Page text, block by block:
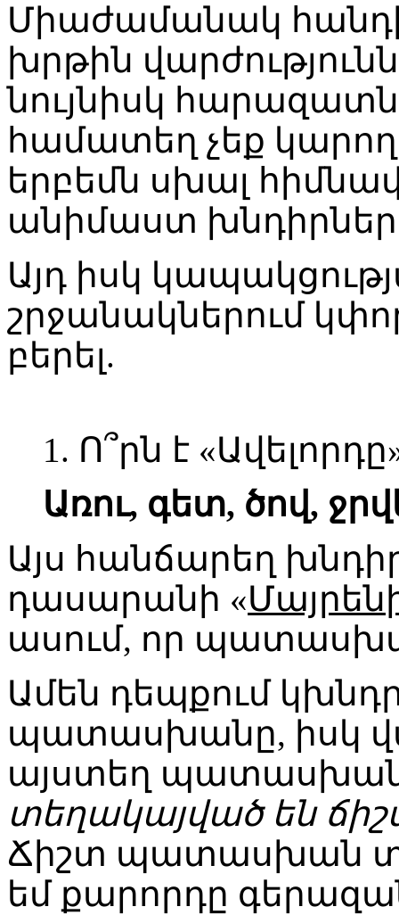
Միաժամանակ
խրթին
նույնիսկ
համատեղ չեք կարող
երբեմն սխալ
անիմաստ
Այդ իսկ
շրջանակներում
բերել.
1. Ո՞րն է
Առու, գետ, ծով,
Այս հանճարեղ
դասարանի «
ասում, որ
Ամեն դեպքում
պատասխանը, իսկ
այստեղ
տեղակայված են
Ճիշտ պատասխան
եմ քարորդը